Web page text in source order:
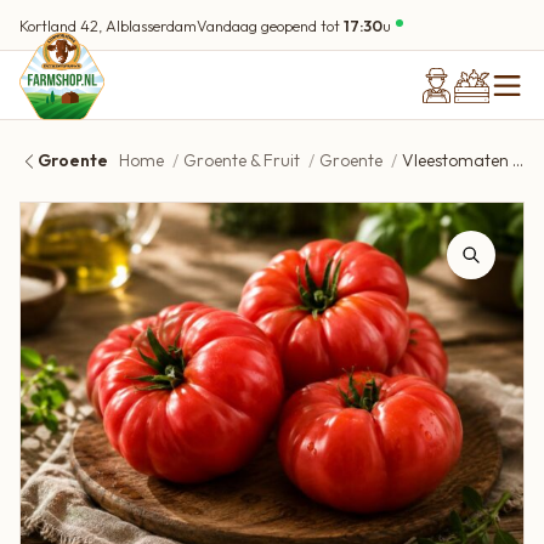
Kortland 42, AlblasserdamVandaag geopend tot17:30u
Groente Home Groente & Fruit Groente Vleestomaten biologisch